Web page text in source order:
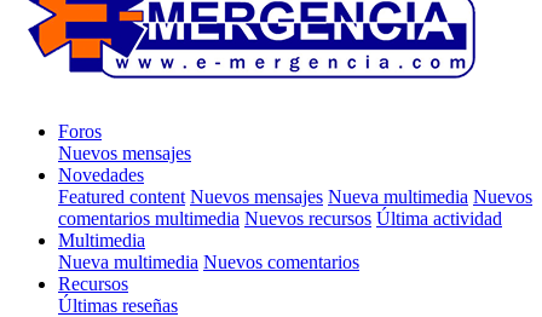
Foros
Nuevos mensajes
Novedades
Featured content Nuevos mensajes Nueva multimedia Nuevos
comentarios multimedia Nuevos recursos Última actividad
Multimedia
Nueva multimedia Nuevos comentarios
Recursos
Últimas reseñas